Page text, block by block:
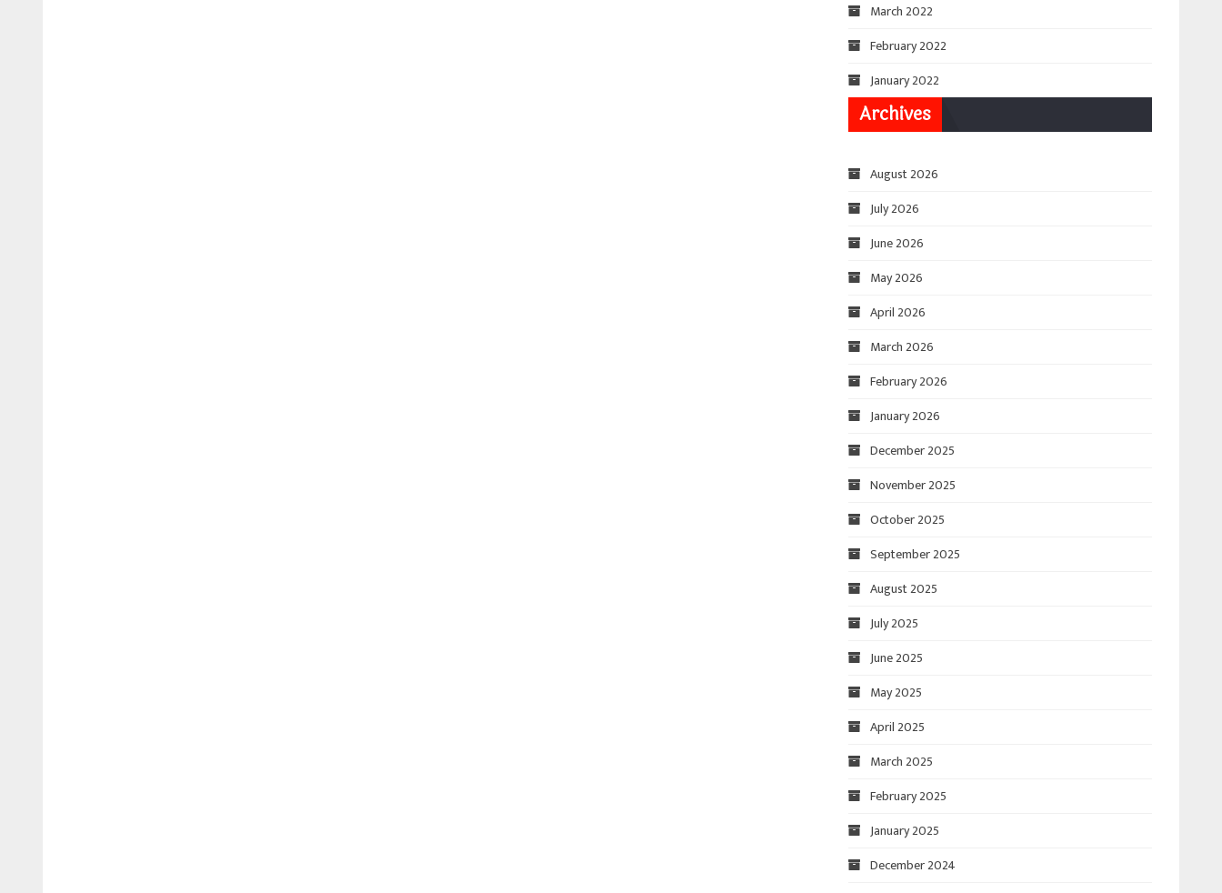
March 2022
February 2022
January 2022
Archives
August 2026
July 2026
June 2026
May 2026
April 2026
March 2026
February 2026
January 2026
December 2025
November 2025
October 2025
September 2025
August 2025
July 2025
June 2025
May 2025
April 2025
March 2025
February 2025
January 2025
December 2024